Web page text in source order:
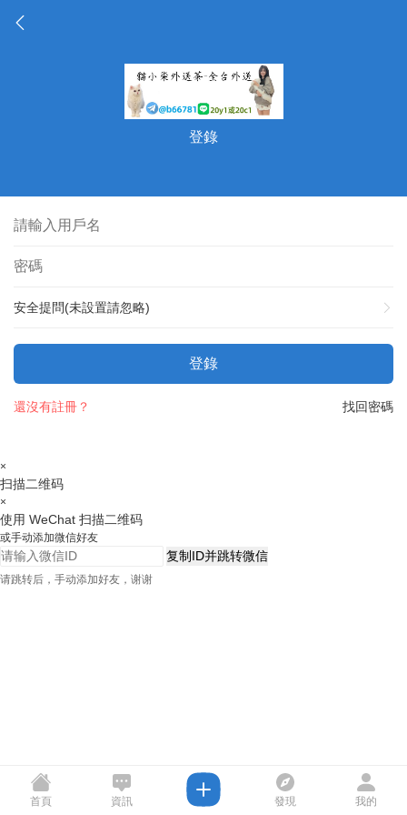
登錄
安全提問(未設置請忽略)
登錄
找回密碼
還沒有註冊？
×
扫描二维码
×
使用 WeChat 扫描二维码
或手动添加微信好友
复制ID并跳转微信
请跳转后，手动添加好友，谢谢
首頁 資訊 發現 我的